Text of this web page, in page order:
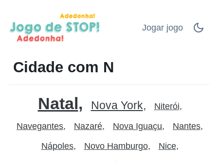
Jogar jogo
Cidade com N
Natal Nova York Niterói
Navegantes Nazaré Nova Iguaçu Nantes
Nápoles Novo Hamburgo Nice